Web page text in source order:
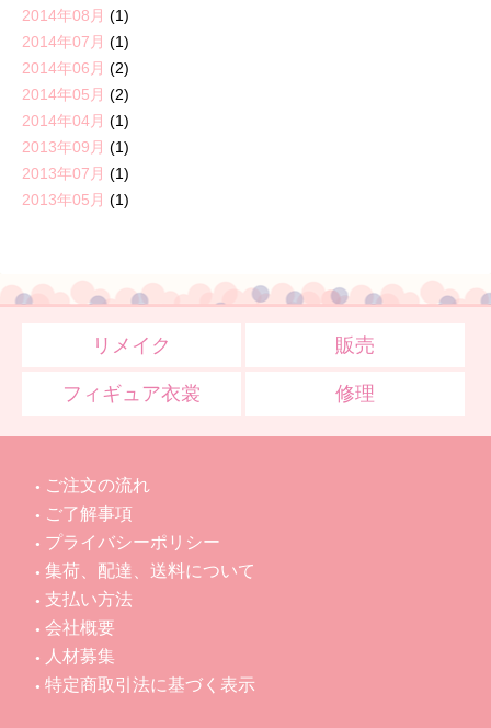
2014年08月 (1)
2014年07月 (1)
2014年06月 (2)
2014年05月 (2)
2014年04月 (1)
2013年09月 (1)
2013年07月 (1)
2013年05月 (1)
リメイク 販売
フィギュア衣裳 修理
ご注文の流れ
ご了解事項
プライバシーポリシー
集荷、配達、送料について
支払い方法
会社概要
人材募集
特定商取引法に基づく表示